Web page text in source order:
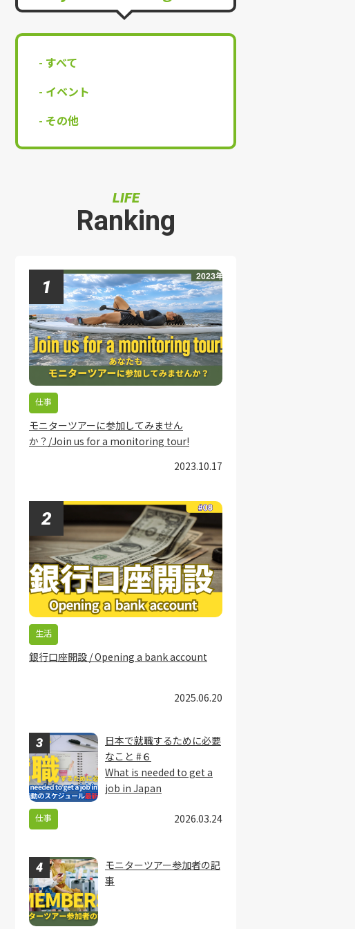
すべて
イベント
その他
LIFE
Ranking
仕事
モニターツアーに参加してみません
か？/Join us for a monitoring tour!
2023.10.17
生活
銀行口座開設 / Opening a bank account
2025.06.20
仕事
日本で就職するために必要
なこと #６
What is needed to get a
job in Japan
2026.03.24
モニターツアー参加者の記
事